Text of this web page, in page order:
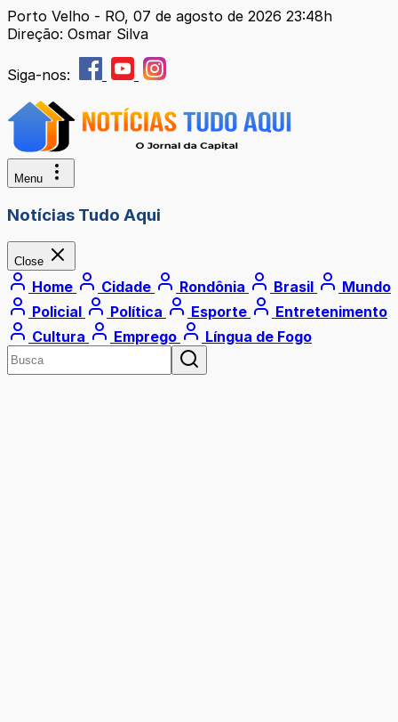
Porto Velho - RO, 07 de agosto de 2026 23:48h
Direção: Osmar Silva
Siga-nos:
Menu
Notícias Tudo Aqui
Close
Home Cidade Rondônia Brasil
Mundo
Policial
Política Esporte
Entretenimento
Cultura
Emprego Língua de Fogo